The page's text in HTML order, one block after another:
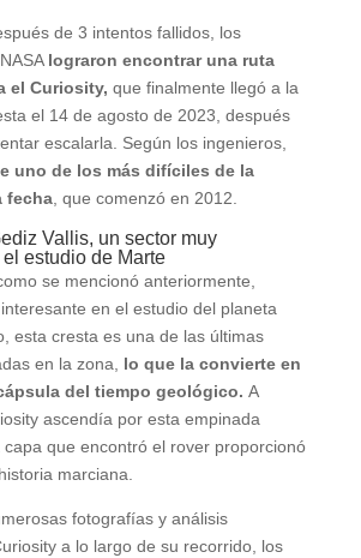
de 3 intentos fallidos, los
lograron encontrar una ruta
el Curiosity, que finalmente llegó a la
el 14 de agosto de 2023, después
escalarla. Según los ingenieros,
uno de los más difíciles de la
fecha, que comenzó en 2012.
Vallis, un sector muy
estudio de Marte
se mencionó anteriormente,
en el estudio del planeta
esta cresta es una de las últimas
en la zona, lo que la convierte en
del tiempo geológico. A
ascendía por esta empinada
capa que encontró el rover proporcionó
marciana.
fotografías y análisis
a lo largo de su recorrido, los